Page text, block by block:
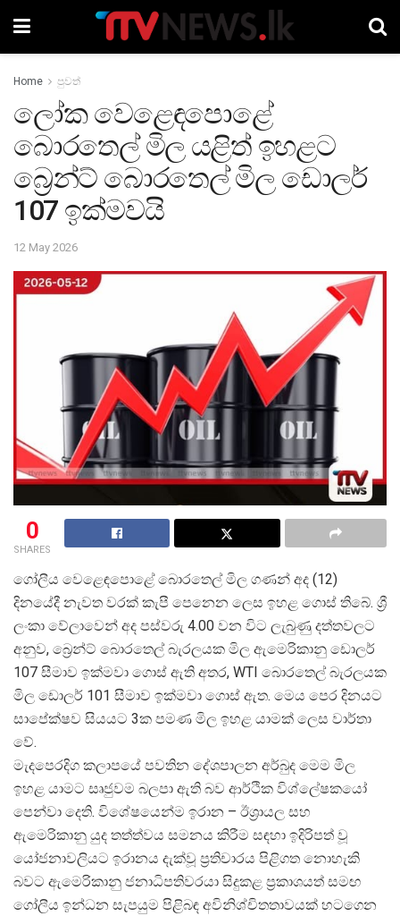
Home පුවත්
ලෝක වෙළෙඳපොළේ
බොරතෙල් මිල යළිත් ඉහළට
බ්‍රෙන්ට් බොරතෙල් මිල ඩොලර්
107 ඉක්මවයි
12 May 2026
0
SHARES
ගෝලීය වෙළෙඳපොළේ බොරතෙල් මිල ගණන් අද (12)
දිනයේදී නැවත වරක් කැපී පෙනෙන ලෙස ඉහළ ගොස් තිබේ. ශ්
ලංකා වේලාවෙන් අද පස්වරු 4.00 වන විට ලැබුණු දත්තවලට
අනුව, බ්රෙන්ට් බොරතෙල් බැරලයක මිල ඇමෙරිකානු ඩොලර්
107 සීමාව ඉක්මවා ගොස් ඇති අතර, WTI බොරතෙල් බැරලයක
මිල ඩොලර් 101 සීමාව ඉක්මවා ගොස් ඇත. මෙය පෙර දිනයට
සාපේක්ෂව සියයට 3ක පමණ මිල ඉහළ යාමක් ලෙස වාර්තා
වේ.
මැදපෙරදිග කලාපයේ පවතින දේශපාලන අර්බුද මෙම මිල
ඉහළ යාමට සෘජුවම බලපා ඇති බව ආර්ථික විශ්ලේෂකයෝ
පෙන්වා දෙති. විශේෂයෙන්ම ඉරාන – ඊශ්රායල සහ
ඇමෙරිකානු යුද තත්ත්වය සමනය කිරීම සඳහා ඉදිරිපත් වූ
යෝජනාවලියට ඉරානය දැක්වූ ප්රතිචාරය පිළිගත නොහැකි
බවට ඇමෙරිකානු ජනාධිපතිවරයා සිදුකළ ප්රකාශයත් සමඟ
ගෝලීය ඉන්ධන සැපයුම පිළිබඳ අවිනිශ්චිතතාවයක් හටගෙන